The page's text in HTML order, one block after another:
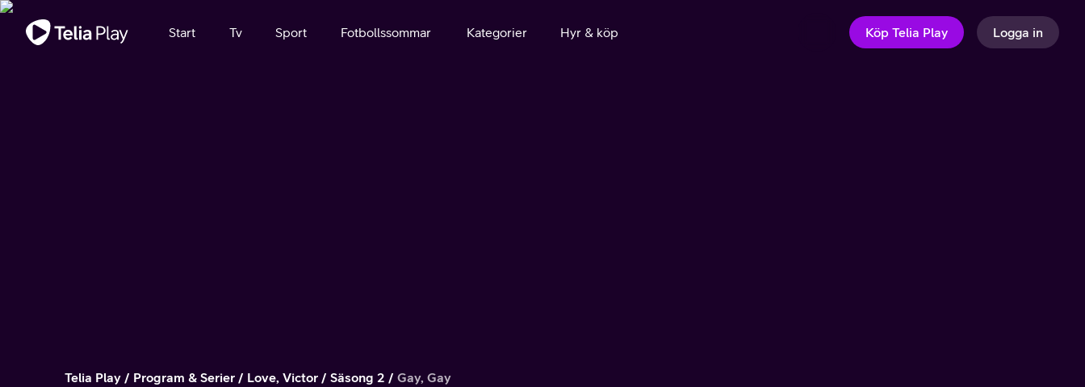
Viktigt meddelande
Start Tv Sport Fotbollssommar Kategorier Hyr & köp Köp Telia Play Logga in
Telia Play Program & Serier Love, Victor Säsong 2 Gay, Gay